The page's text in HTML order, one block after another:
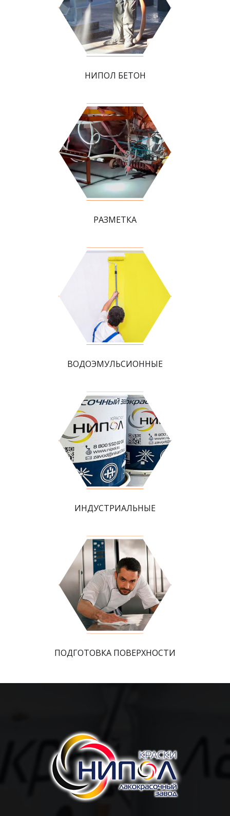
НИПОЛ БЕТОН
РАЗМЕТКА
ВОДОЭМУЛЬСИОННЫЕ
ИНДУСТРИАЛЬНЫЕ
ПОДГОТОВКА ПОВЕРХНОСТИ